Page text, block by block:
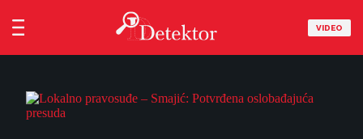
VIDEO